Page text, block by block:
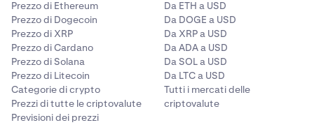
Prezzo di Ethereum
Prezzo di Dogecoin
Prezzo di XRP
Prezzo di Cardano
Prezzo di Solana
Prezzo di Litecoin
Categorie di crypto
Prezzi di tutte le criptovalute
Previsioni dei prezzi
Da ETH a USD
Da DOGE a USD
Da XRP a USD
Da ADA a USD
Da SOL a USD
Da LTC a USD
Tutti i mercati delle
criptovalute